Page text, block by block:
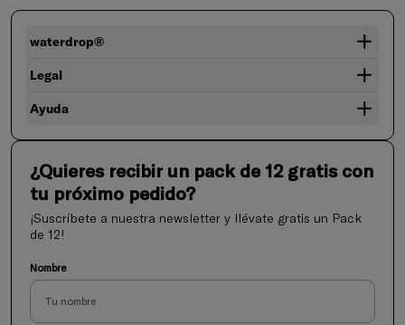
waterdrop®
Legal
Ayuda
¿Quieres recibir un pack de 12 gratis con
tu próximo pedido?
¡Suscríbete a nuestra newsletter y llévate gratis un Pack
de 12!
Nombre